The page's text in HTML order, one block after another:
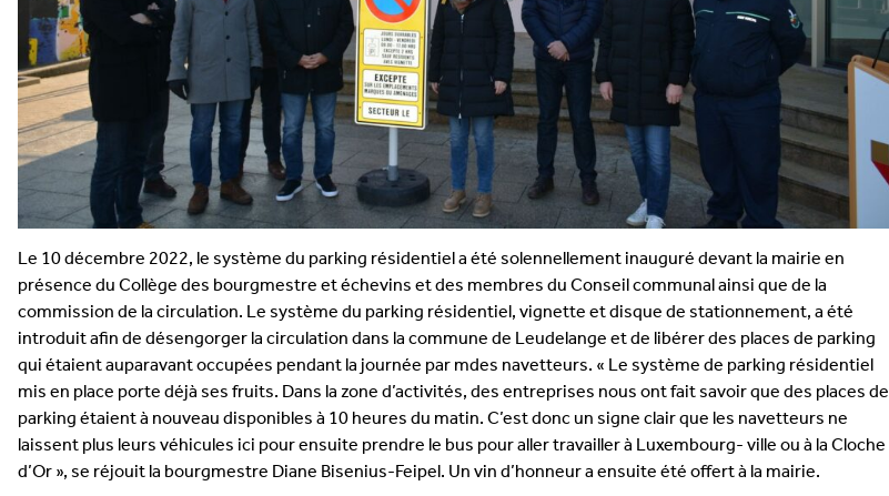
Le 10 décembre 2022, le système du parking résidentiel a été solennellement inauguré devant la mairie en
présence du Collège des bourgmestre et échevins et des membres du Conseil communal ainsi que de la
commission de la circulation. Le système du parking résidentiel, vignette et disque de stationnement, a été
introduit afin de désengorger la circulation dans la commune de Leudelange et de libérer des places de parking
qui étaient auparavant occupées pendant la journée par mdes navetteurs. « Le système de parking résidentiel
mis en place porte déjà ses fruits. Dans la zone d’activités, des entreprises nous ont fait savoir que des places de
parking étaient à nouveau disponibles à 10 heures du matin. C’est donc un signe clair que les navetteurs ne
laissent plus leurs véhicules ici pour ensuite prendre le bus pour aller travailler à Luxembourg- ville ou à la Cloche
d’Or », se réjouit la bourgmestre Diane Bisenius-Feipel. Un vin d’honneur a ensuite été offert à la mairie.